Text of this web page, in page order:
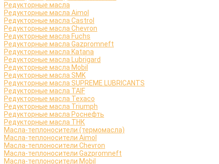
Редукторные масла
Редукторные масла Aimol
Редукторные масла Castrol
Редукторные масла Chevron
Редукторные масла Fuchs
Редукторные масла Gazpromneft
Редукторные масла Katana
Редукторные масла Lubrigard
Редукторные масла Mobil
Редукторные масла SMK
Редукторные масла SUPREME LUBRICANTS
Редукторные масла TAIF
Редукторные масла Texaco
Редукторные масла Triumph
Редукторные масла Роснефть
Редукторные масла ТНК
Масла-теплоносители (термомасла)
Масла-теплоносители Aimol
Масла-теплоносители Chevron
Масла-теплоносители Gazpromneft
Масла-теплоносители Mobil